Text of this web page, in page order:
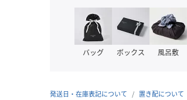
バッグ ボックス 風呂敷
発送日・在庫表記について 置き配について